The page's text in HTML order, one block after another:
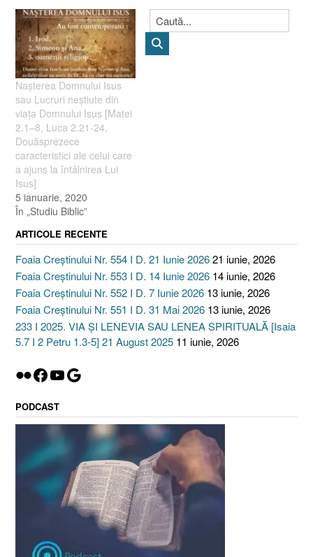
Naşterea Domnului Isus
sau Lucruri neştiute din
viaţa Domnului Isus [Matei
2.1–8, Luca 2.21-24,
Douăsprezece
caracteristici ale celui care
a ajuns la întâlnirea Lui
Isus]
5 ianuarie, 2020
În „Studiu Biblic”
ARTICOLE RECENTE
Foaia Creștinului Nr. 554 I D. 21 Iunie 202621 iunie, 2026
Foaia Creștinului Nr. 553 I D. 14 Iunie 2026 14 iunie, 2026
Foaia Creștinului Nr. 552 I D. 7 Iunie 2026 13 iunie, 2026
Foaia Creștinului Nr. 551 I D. 31 Mai 2026 13 iunie, 2026
233 I 2025. VIA ȘI LENEVIA SAU LENEA SPIRITUALĂ [Isaia
5.7 I 2 Petru 1.3-5] 21 August 2025 11 iunie, 2026
Flickr
Facebook
YouTube
Google
PODCAST